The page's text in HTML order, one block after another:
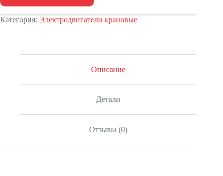
Категория: Электродвигатели крановые
Описание
Детали
Отзывы (0)